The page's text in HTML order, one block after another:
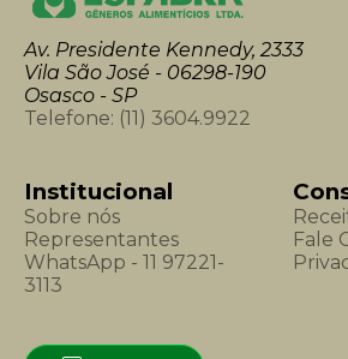
Av. Presidente Kennedy, 2333
Vila São José - 06298-190
Osasco - SP
Telefone: (11) 3604.9922
Institucional
Sobre nós
Representantes
WhatsApp - 11 97221-
3113
Fale